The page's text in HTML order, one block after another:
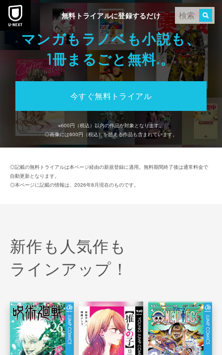
本文へスキップ
無料トライアルに登録するだけ
マンガもラノベも小説も、
1冊まるごと無料※。
今すぐ無料トライアル
※600円（税込）以内の作品が対象となります。
◎画像には600円（税込）を超える作品も含まれています。
◎記載の無料トライアルは本ページ経由の新規登録に適用。無料期間終了後は通常料金で
自動更新となります。
◎本ページに記載の情報は、2026年8月現在のものです。
新作も人気作も
ラインアップ！